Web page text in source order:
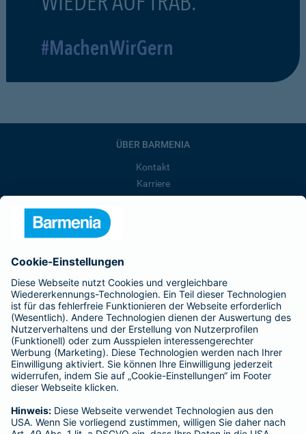
#MachenWirGern
ÜBER BARMENIA
Kontakt
Karriere
Barmenia ist Teil der BarmeniaGothaer
BELIEBTE SEITEN
Kranken-Zusatzversicherung
Tierversicherungen
Haftpflichtversicherung
Hausratversicherung
Adresse ändern